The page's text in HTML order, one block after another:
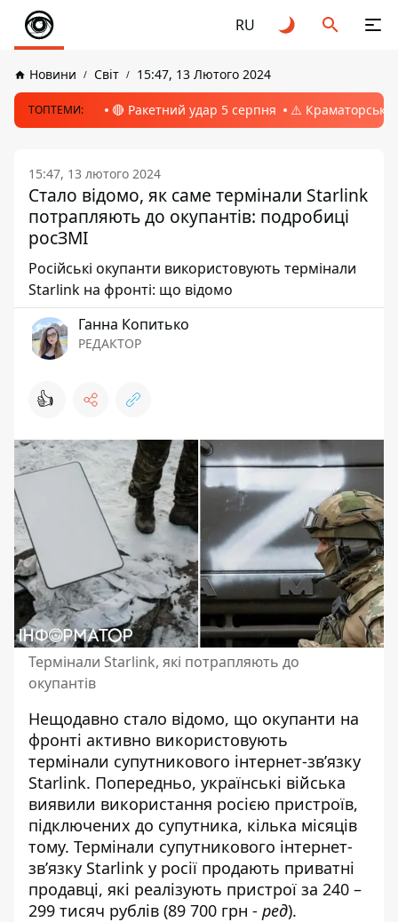
RU
Новини Світ 15:47, 13 Лютого 2024
ТОПТЕМИ: 🔴 Ракетний удар 5 серпня ⚠️ Краматорськ,
15:47, 13 лютого 2024
Стало відомо, як саме термінали Starlink
потрапляють до окупантів: подробиці
росЗМІ
Російські окупанти використовують термінали
Starlink на фронті: що відомо
Ганна Копитько
РЕДАКТОР
👍
Термінали Starlink, які потрапляють до
окупантів
Нещодавно стало відомо, що окупанти на
фронті активно використовують
термінали супутникового інтернет-зв’язку
Starlink. Попередньо, українські війська
виявили використання росією пристроїв,
підключених до супутника, кілька місяців
тому. Термінали супутникового інтернет-
зв’язку Starlink у росії продають приватні
продавці, які реалізують пристрої за 240 –
299 тисяч рублів (89 700 грн - ред).